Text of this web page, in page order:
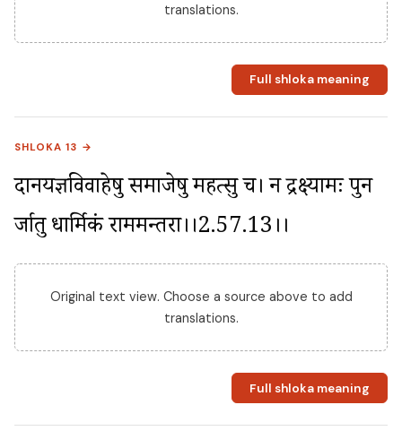
translations.
Full shloka meaning
SHLOKA 13 →
दानयज्ञविवाहेषु समाजेषु महत्सु च। न द्रक्ष्यामः पुन
र्जातु धार्मिकं राममन्तरा।।2.57.13।।
Original text view. Choose a source above to add
translations.
Full shloka meaning